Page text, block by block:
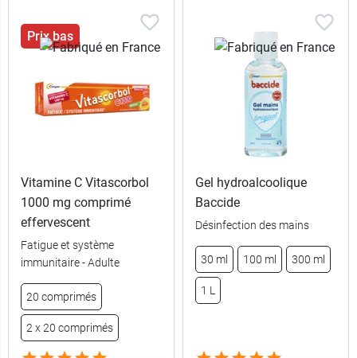
Prix bas
Vitamine C Vitascorbol
1000 mg comprimé
effervescent
Fatigue et système
immunitaire - Adulte
20 comprimés
2 x 20 comprimés
Gel hydroalcoolique
Baccide
Désinfection des mains
30 ml 100 ml 300 ml
1 L